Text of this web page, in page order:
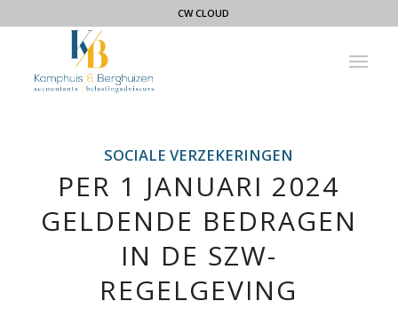
CW CLOUD
SOCIALE VERZEKERINGEN
PER 1 JANUARI 2024
GELDENDE BEDRAGEN
IN DE SZW-
REGELGEVING